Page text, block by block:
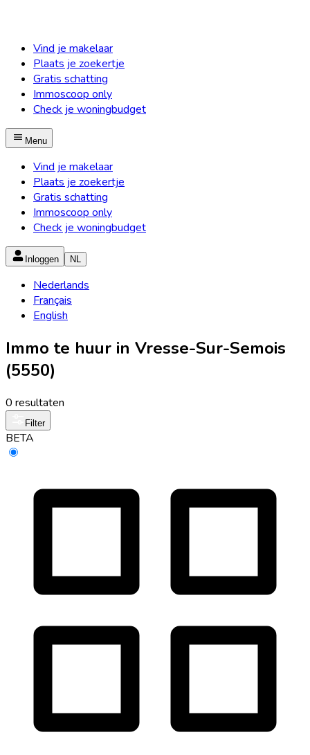
Vind je makelaar
Plaats je zoekertje
Gratis schatting
Immoscoop only
Check je woningbudget
Menu
Vind je makelaar
Plaats je zoekertje
Gratis schatting
Immoscoop only
Check je woningbudget
Inloggen NL
Nederlands
Français
English
Immo te huur in Vresse-Sur-Semois
(5550)
0 resultaten
Filter
BETA